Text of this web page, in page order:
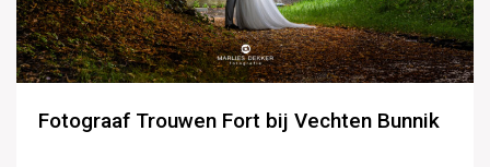
Fotograaf Trouwen Fort bij Vechten Bunnik